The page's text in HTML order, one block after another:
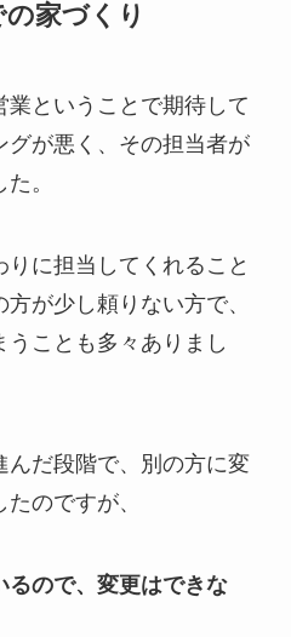
家づくり
業ということで期待して
グが悪く、その担当者が
。
に担当してくれること
が少し頼りない方で、
ことも多々ありまし
んだ段階で、別の方に変
のですが、
るので、変更はできな